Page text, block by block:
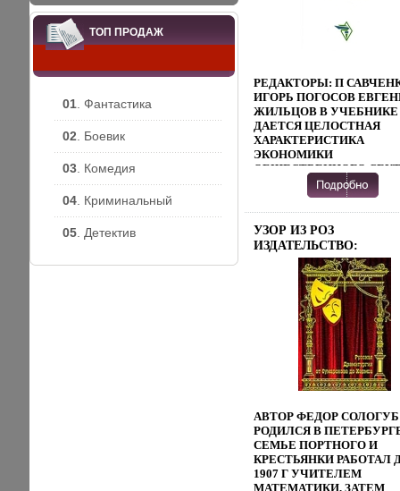
ТОП ПРОДАЖ
01 . Фантастика
02 . Боевик
03 . Комедия
04 . Криминальный
05 . Детектив
ЮРИДИЧЕСКИХ, А
ИНЫХ ВУЗОВ, ГДЕ
СОЦИАЛЬНО-
ЭКОНОМИЧЕСКИЕ
ДИСЦИПЛИНЫ АВТОР Е
МАТУШЕВСКАЯ.
РЕДАКТОРЫ: П
ИГОРЬ ПОГОСОВ
ЖИЛЬЦОВ В УЧЕБНИКЕ
ДАЕТСЯ ЦЕЛОСТНАЯ
ХАРАКТЕРИСТИКА
ЭКОНОМИКИ
ОБЩЕСТВЕННОГО
КАК СИСТЕМЫ
СОЦИАЛЬНО-
ЭКОНОМИЧЕСКИХ
ОТНОШЕНИЙ С
НА
ЧЕЛОВЕКА КАК
ЭКОНОМИКИ И
ОСОБОЕ МЕСТО
ОТВОДИТСЯ
СОЦИАЛЬНОМУ
ПОТЕНЦИАЛУ
ОБЩЕСТВЕННОГО
РОССИИ ПОДРОБНО
РАССМАТРИВАЮТСЯ
ПРОИЗВОДСТВА,
РАСПРЕДЕЛЕНИЯ,
И ПОТРЕБЛЕНИЯ
ОБЩЕСТВЕННЫХ БЛАГ;
ФОРМИРОВАНИЕ И
РАСПРЕДЕЛЕНИЕ
УЗОР ИЗ РОЗ
ИЗДАТЕЛЬСТВО:
ДИРЕКТМЕДИА
ПАБЛИШИНГ, 2005 Г
ИНФО 8681B.
АВТОР ФЕДОР СОЛОГУБ
РОДИЛСЯ В
СЕМЬЕ ПОРТНОГО И
КРЕСТЬЯНКИ РАБОТАЛ
1907 Г УЧИТЕЛЕМ
МАТЕМАТИКИ, ЗАТЕМ